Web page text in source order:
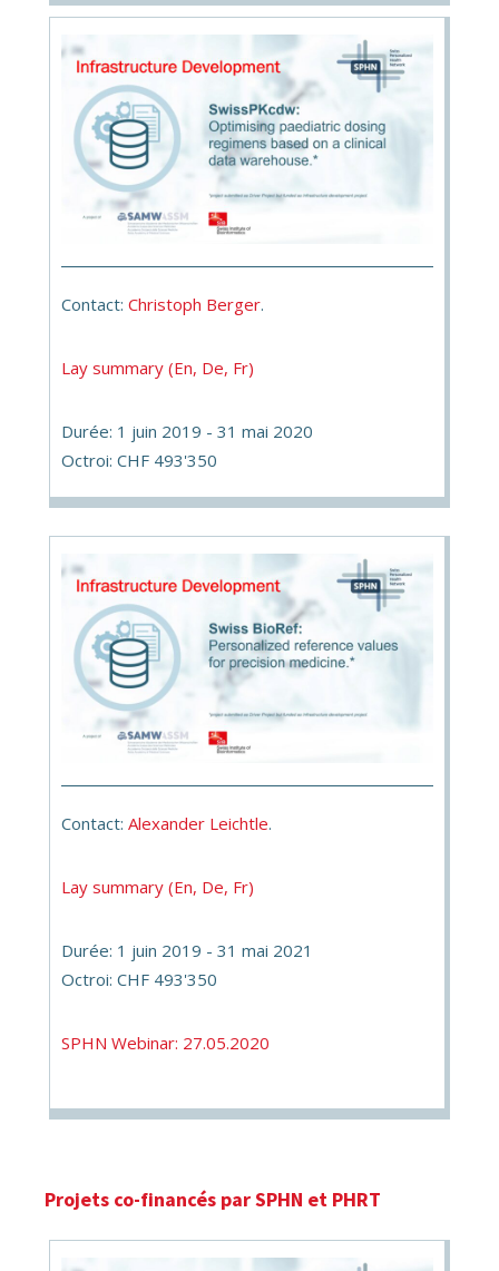
Contact: Christoph Berger.
Lay summary (En, De, Fr)
Durée: 1 juin 2019 - 31 mai 2020
Octroi: CHF 493'350
Contact: Alexander Leichtle.
Lay summary (En, De, Fr)
Durée: 1 juin 2019 - 31 mai 2021
Octroi: CHF 493'350
SPHN Webinar: 27.05.2020
Projets co-financés par SPHN et PHRT